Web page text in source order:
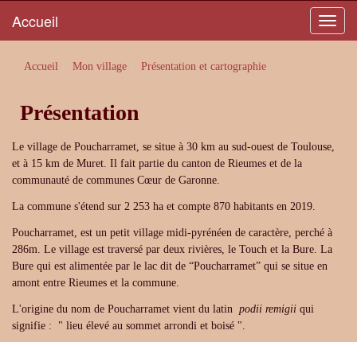
Menu
Accueil
Accueil Mon village Présentation et cartographie
Présentation
Le village de Poucharramet, se situe à 30 km au sud-ouest de Toulouse,
et à 15 km de Muret. Il fait partie du canton de Rieumes et de la
communauté de communes Cœur de Garonne.
La commune s'étend sur 2 253 ha et compte 870 habitants en 2019.
Poucharramet, est un petit village midi-pyrénéen de caractère, perché à
286m. Le village est traversé par deux rivières, le Touch et la Bure. La
Bure qui est alimentée par le lac dit de “Poucharramet” qui se situe en
amont entre Rieumes et la commune.
L'origine du nom de Poucharramet vient du latin podii remigii qui
signifie : " lieu élevé au sommet arrondi et boisé ".